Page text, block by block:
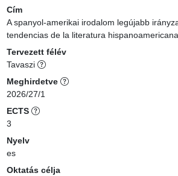
Cím
A spanyol-amerikai irodalom legújabb
tendencias de la literatura
Tervezett félév
Tavaszi
Meghirdetve
2026/27/1
ECTS
3
Nyelv
es
Oktatás célja